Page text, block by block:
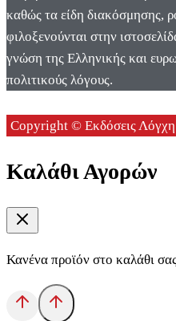
καθώς τα είδη διακόσμησης,
φιλοξενούνται στην
γνώση της Ελληνικής και
πολιτικούς λόγους.
Copyright © Εκδόσεις
Καλάθι Αγορών
Κανένα προϊόν στο καλάθι